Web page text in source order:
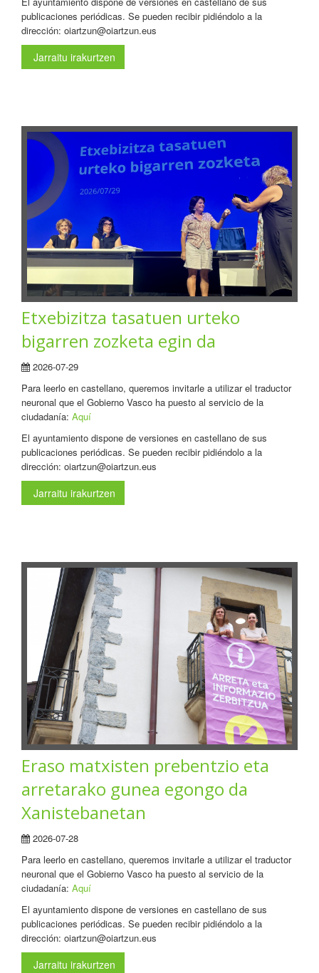
publicaciones periódicas. Se pueden recibir pidiéndolo a la
dirección: oiartzun@oiartzun.eus
Jarraitu irakurtzen
Etxebizitza tasatuen urteko
bigarren zozketa egin da
2026-07-29
Para leerlo en castellano, queremos invitarle a utilizar el traductor
neuronal que el Gobierno Vasco ha puesto al servicio de la
ciudadanía: Aquí
El ayuntamiento dispone de versiones en castellano de sus
publicaciones periódicas. Se pueden recibir pidiéndolo a la
dirección: oiartzun@oiartzun.eus
Jarraitu irakurtzen
Eraso matxisten prebentzio eta
arretarako gunea egongo da
Xanistebanetan
2026-07-28
Para leerlo en castellano, queremos invitarle a utilizar el traductor
neuronal que el Gobierno Vasco ha puesto al servicio de la
ciudadanía: Aquí
El ayuntamiento dispone de versiones en castellano de sus
publicaciones periódicas. Se pueden recibir pidiéndolo a la
dirección: oiartzun@oiartzun.eus
Jarraitu irakurtzen